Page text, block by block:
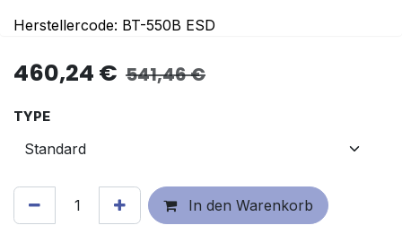
Herstellercode: BT-550B ESD
460,24 € 541,46€
TYPE
In den Warenkorb